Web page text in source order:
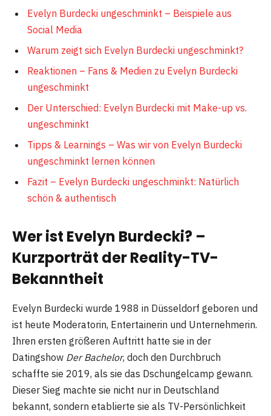
Evelyn Burdecki ungeschminkt – Beispiele aus
Social Media
Warum zeigt sich Evelyn Burdecki ungeschminkt?
Reaktionen – Fans & Medien zu Evelyn Burdecki
ungeschminkt
Der Unterschied: Evelyn Burdecki mit Make-up vs.
ungeschminkt
Tipps & Learnings – Was wir von Evelyn Burdecki
ungeschminkt lernen können
Fazit – Evelyn Burdecki ungeschminkt: Natürlich
schön & authentisch
Wer ist Evelyn Burdecki? –
Kurzporträt der Reality-TV-
Bekanntheit
Evelyn Burdecki wurde 1988 in Düsseldorf geboren und
ist heute Moderatorin, Entertainerin und Unternehmerin.
Ihren ersten größeren Auftritt hatte sie in der
Datingshow Der Bachelor, doch den Durchbruch
schaffte sie 2019, als sie das Dschungelcamp gewann.
Dieser Sieg machte sie nicht nur in Deutschland
bekannt, sondern etablierte sie als TV-Persönlichkeit